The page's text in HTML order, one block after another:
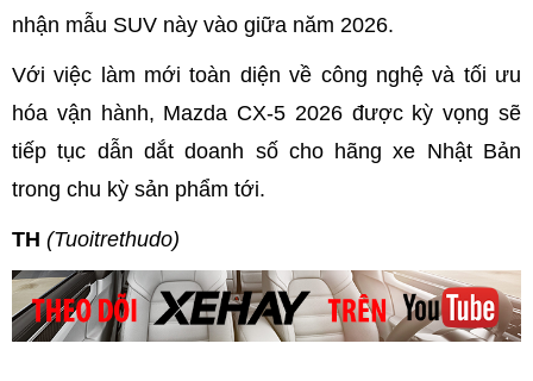
nhận mẫu SUV này vào giữa năm 2026.
Với việc làm mới toàn diện về công nghệ và tối ưu
hóa vận hành, Mazda CX-5 2026 được kỳ vọng sẽ
tiếp tục dẫn dắt doanh số cho hãng xe Nhật Bản
trong chu kỳ sản phẩm tới.
TH (Tuoitrethudo)